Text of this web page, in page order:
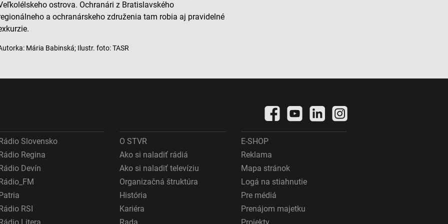
ostrova. Ochranári z Bratislavského
a ochranárskeho združenia tam robia aj pravidelné
Mária Babinská; Ilustr. foto: TASR
Slovensko
Regina
Devín
RSI
O STVR
Ako si naladiť rádiá
Ako si naladiť televíziu
Organizačná štruktúra
História
Kariéra
E-SHOP
Reklama
Mapa stránok
Logá na stiahnutie
Pre médiá
Prenájom majetku